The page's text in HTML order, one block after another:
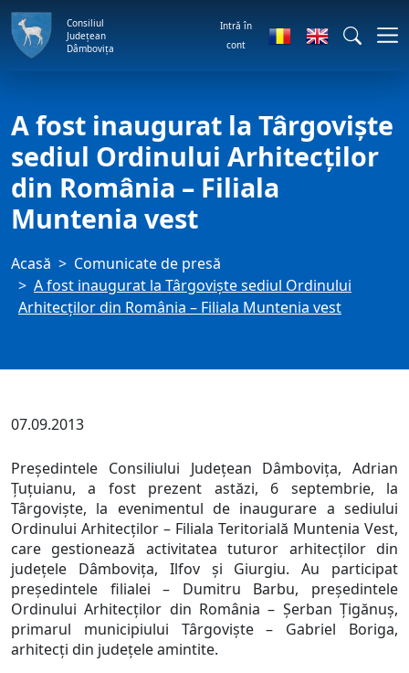
Consiliul
Județean
Dâmbovița
Intră în
cont
A fost inaugurat la Târgovişte
sediul Ordinului Arhitecţilor
din România – Filiala
Muntenia vest
Acasă
Comunicate de presă
A fost inaugurat la Târgovişte sediul Ordinului
Arhitecţilor din România – Filiala Muntenia vest
07.09.2013
Preşedintele Consiliului Judeţean Dâmboviţa, Adrian
Ţuţuianu, a fost prezent astăzi, 6 septembrie, la
Târgovişte, la evenimentul de inaugurare a sediului
Ordinului Arhitecţilor – Filiala Teritorială Muntenia Vest,
care gestionează activitatea tuturor arhitecţilor din
judeţele Dâmboviţa, Ilfov şi Giurgiu. Au participat
preşedintele filialei – Dumitru Barbu, preşedintele
Ordinului Arhitecţilor din România – Şerban Ţigănuş,
primarul municipiului Târgovişte – Gabriel Boriga,
arhitecţi din judeţele amintite.